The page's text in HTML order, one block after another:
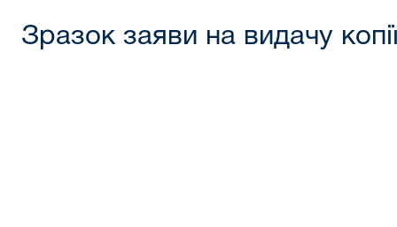
Зразок заяви на видачу